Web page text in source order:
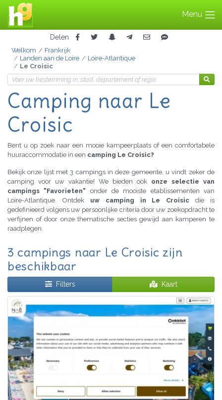
Menu
Delen
Welkom
Frankrijk
Landen aan de Loire
Loire-Atlantique
Le Croisic
Camping naar Le
Croisic
Bent u op zoek naar een mooie kampeerplaats of een comfortabele
huuraccommodatie in een camping Le Croisic?
Bekijk onze lijst met 3 campings in deze gemeente, u vindt zeker de
camping voor uw vakantie! We bieden ook onze selectie van
campings "Favorieten" onder de mooiste etablissementen van
Loire-Atlantique. Ontdek uw camping in Le Croisic die is
gedefinieerd volgens uw persoonlijke criteria door uw zoekopdracht te
verfijnen of door onze thematische secties gewijd aan kamperen te
raadplegen.
3 campings naar Le Croisic zijn
beschikbaar
Filters Kaart